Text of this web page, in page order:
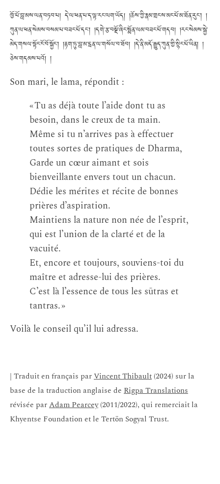
ཁྱོ་པོ་བླ་མས་ལན་བཏབ་པ། དེ་ལ་ཕན་པ་ད་ལྟ་རང་ལག་ཡོད། །ཆོས་ཀྱི་རྣམ་གྲངས་མང་པོ་མ་ཐོན་རུང་། །
ཀུན་ལ་ཕན་སེམས་བསམ་པ་བཟང་པོ་དང་། །དགེ་རྩ་བསྔོ་ཞིང་སྨོན་ལམ་བཟང་པོ་གདབ། །རང་སེམས་སྐྱེ་
མེད་གསལ་སྟོང་ངོ་བོ་སྐྱོང་། །རྟག་ཏུ་བླ་མ་དྲན་ལ་གསོལ་བ་ཐོབ། །དེ་ནི་མདོ་རྒྱུད་ཀུན་གྱི་སྙིང་པོ་ཡིན། །
ཅེས་གདམས་པའོ། །
Son mari, le lama, répondit :
« Tu as déjà toute l’aide dont tu as
besoin, dans le creux de ta main.
Même si tu n’arrives pas à effectuer
toutes sortes de pratiques de Dharma,
Garde un cœur aimant et sois
bienveillante envers tout un chacun.
Dédie les mérites et récite de bonnes
prières d’aspiration.
Maintiens la nature non née de l’esprit,
qui est l’union de la clarté et de la
vacuité.
Et, encore et toujours, souviens-toi du
maître et adresse-lui des prières.
C’est là l’essence de tous les sūtras et
tantras. »
Voilà le conseil qu’il lui adressa.
| Traduit en français parVincent Thibault (2024) sur la
base de la traduction anglaise de Rigpa Translations
révisée parAdam Pearcey(2011/2022), qui remerciait la
Khyentse Foundation et le Tertön Sogyal Trust.